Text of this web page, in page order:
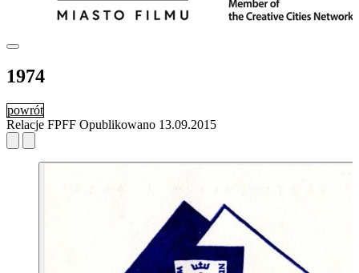
1974
powrót
Relacje FPFF Opublikowano 13.09.2015